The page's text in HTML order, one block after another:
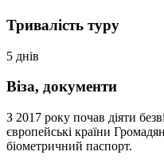
Тривалість туру
5 днів
Віза, документи
З 2017 року почав діяти
європейські країни
біометричний паспорт.